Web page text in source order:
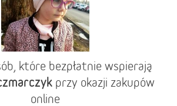
które bezpłatnie wspierają
przy okazji zakupów
online